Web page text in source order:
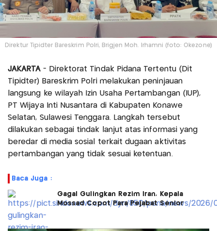
Direktur Tipidter Bareskrim Polri, Brigjen Moh. Irhamni (foto: Okezone)
JAKARTA- Direktorat Tindak Pidana Tertentu (Dit
Tipidter) Bareskrim Polri melakukan peninjauan
langsung ke wilayah Izin Usaha Pertambangan (IUP),
PT Wijaya Inti Nusantara di Kabupaten Konawe
Selatan, Sulawesi Tenggara. Langkah tersebut
dilakukan sebagai tindak lanjut atas informasi yang
beredar di media sosial terkait dugaan aktivitas
pertambangan yang tidak sesuai ketentuan.
Baca Juga :
Gagal Gulingkan Rezim Iran, Kepala
Mossad Copot Para Pejabat Senior